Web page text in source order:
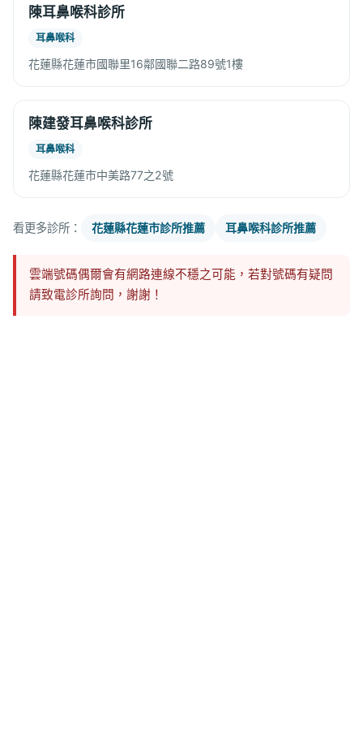
陳耳鼻喉科診所
耳鼻喉科
花蓮縣花蓮市國聯里16鄰國聯二路89號1樓
陳建發耳鼻喉科診所
耳鼻喉科
花蓮縣花蓮市中美路77之2號
看更多診所： 花蓮縣花蓮市診所推薦 耳鼻喉科診所推薦
雲端號碼偶爾會有網路連線不穩之可能，若對號碼有疑問
請致電診所詢問，謝謝！